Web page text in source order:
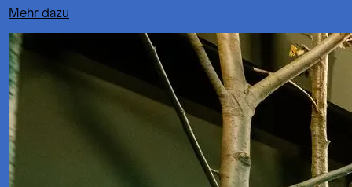
Mehr dazu